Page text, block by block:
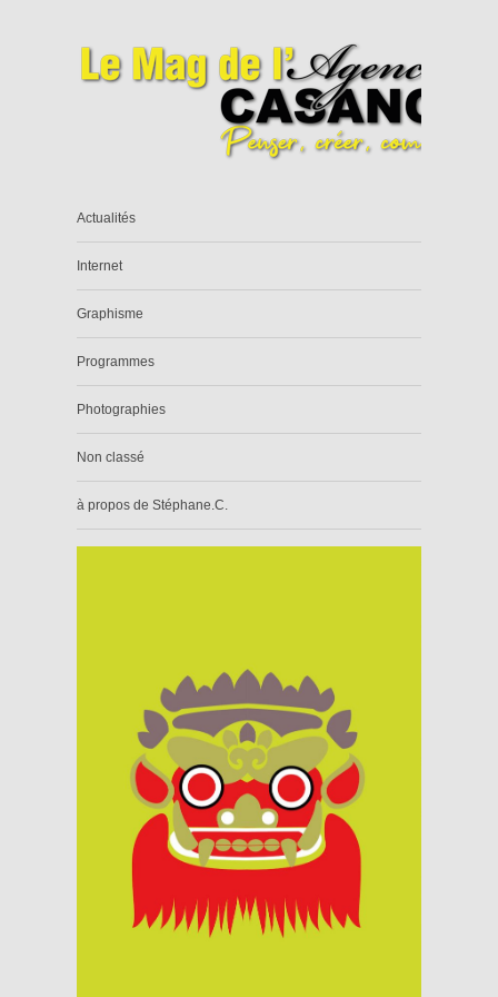
Actualités
Internet
Graphisme
Programmes
Photographies
Non classé
à propos de Stéphane.C.